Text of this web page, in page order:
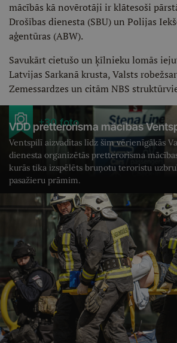
mācībās kā novērotāji ir klātesoši
Drošības dienesta (SBU) un Polijas
aģentūras (ABW).
Savukārt cietušo un ķīlnieku lomās
Latvijas Sarkanā krusta, Valsts
Zemessardzes un citām NBS
+30 foto
VDD pretterorisma mācības
Ventspilī aizvadītas līdz šim vērienīgākās
dienesta organizētās pretterorisma
kurās tika izspēlēts bruņotu teroristu
pasažieru prāmim.